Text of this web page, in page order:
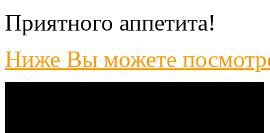
Приятного аппетита!
Ниже Вы можете